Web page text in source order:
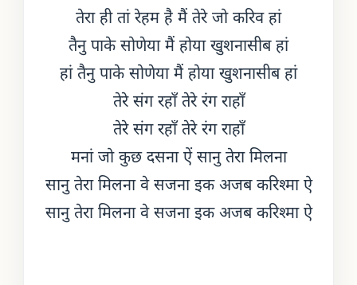
तेरा ही तां रेहम है मैं तेरे जो करिव हां
तैनु पाके सोणेया मैं होया खुशनासीब हां
हां तैनु पाके सोणेया मैं होया खुशनासीब हां
तेरे संग रहाँ तेरे रंग राहाँ
तेरे संग रहाँ तेरे रंग राहाँ
मनां जो कुछ दसना ऐं सानु तेरा मिलना
सानु तेरा मिलना वे सजना इक अजब करिश्मा ऐ
सानु तेरा मिलना वे सजना इक अजब करिश्मा ऐ